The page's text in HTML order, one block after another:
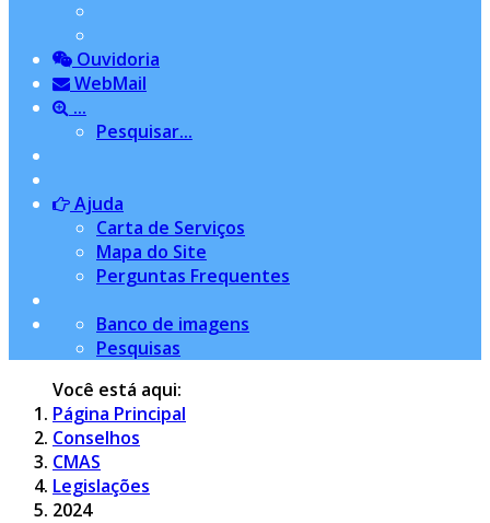
Ouvidoria
WebMail
...
Pesquisar...
Ajuda
Carta de Serviços
Mapa do Site
Perguntas Frequentes
Banco de imagens
Pesquisas
Você está aqui:
Página Principal
Conselhos
CMAS
Legislações
2024